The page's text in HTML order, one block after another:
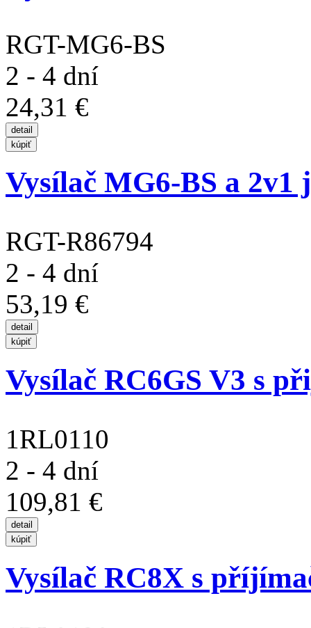
RGT-MG6-BS
2 - 4 dní
24,31 €
Vysílač MG6-BS a 2v1
RGT-R86794
2 - 4 dní
53,19 €
Vysílač RC6GS V3 s
1RL0110
2 - 4 dní
109,81 €
Vysílač RC8X s